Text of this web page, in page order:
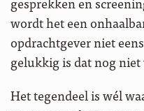
wordt het een
opdrachtgever niet
gelukkig is dat nog niet
Het tegendeel is wél